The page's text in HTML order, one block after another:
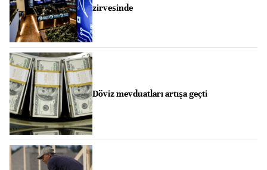
zirvesinde
Döviz mevduatları artışa geçti